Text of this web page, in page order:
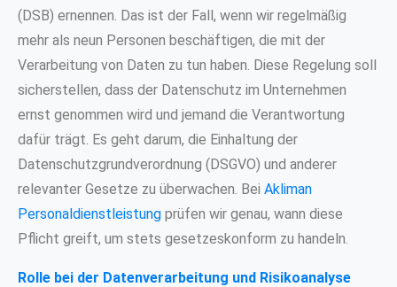
(DSB) ernennen. Das ist der Fall, wenn wir regelmäßig
mehr als neun Personen beschäftigen, die mit der
Verarbeitung von Daten zu tun haben. Diese Regelung soll
sicherstellen, dass der Datenschutz im Unternehmen
ernst genommen wird und jemand die Verantwortung
dafür trägt. Es geht darum, die Einhaltung der
Datenschutzgrundverordnung (DSGVO) und anderer
relevanter Gesetze zu überwachen. Bei Akliman
Personaldienstleistung prüfen wir genau, wann diese
Pflicht greift, um stets gesetzeskonform zu handeln.
Rolle bei der Datenverarbeitung und Risikoanalyse